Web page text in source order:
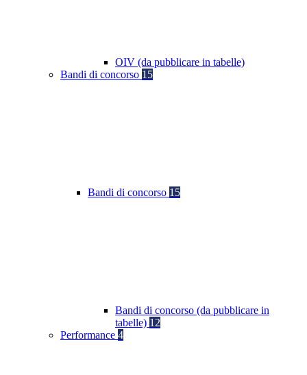
OIV (da pubblicare in tabelle)
Bandi di concorso 15
Bandi di concorso 15
Bandi di concorso (da pubblicare in
tabelle) 12
Performance 4